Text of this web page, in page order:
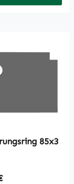
Sicherungsring 85x3
Preis: